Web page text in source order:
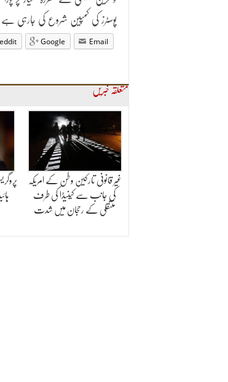
پوسٹرز کی کمپین شروع کی جارہی
Google Email
متعلقہ خبریں
غیر قانونی تارکین وطن کے امریکہ
کی جانب سے کینیڈا کی طرف
منتقلی کے رحجان میں شدت